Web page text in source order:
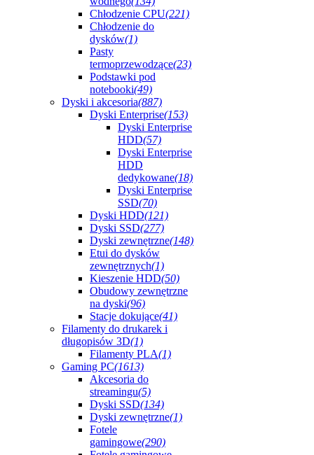
Chłodzenie CPU(221)
Chłodzenie do
dysków(1)
Pasty
termoprzewodzące(23)
Podstawki pod
notebooki(49)
Dyski i akcesoria(887)
Dyski Enterprise(153)
Dyski Enterprise
HDD(57)
Dyski Enterprise
HDD
dedykowane(18)
Dyski Enterprise
SSD(70)
Dyski HDD(121)
Dyski SSD(277)
Dyski zewnętrzne(148)
Etui do dysków
zewnętrznych(1)
Kieszenie HDD(50)
Obudowy zewnętrzne
na dyski(96)
Stacje dokujące(41)
Filamenty do drukarek i
długopisów 3D(1)
Filamenty PLA(1)
Gaming PC(1613)
Akcesoria do
streamingu(5)
Dyski SSD(134)
Dyski zewnętrzne(1)
Fotele
gamingowe(290)